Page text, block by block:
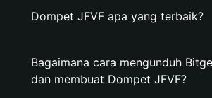
Dompet JFVF apa yang terbaik?
Bagaimana cara mengunduh
dan membuat Dompet JFVF?